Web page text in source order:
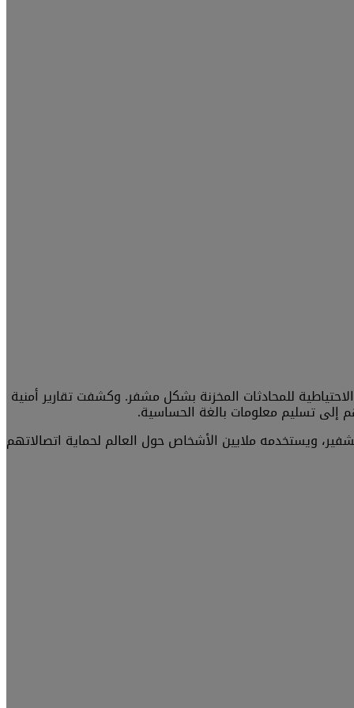
للمحادثات المخزنة بشكل مشفر. وكشفت تقارير أمنية
إلى تسليم معلومات بالغة الحساسية.
ويستخدمه ملايين الأشخاص حول العالم لحماية اتصالاتهم